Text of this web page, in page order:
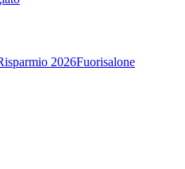
2026Fuorisalone